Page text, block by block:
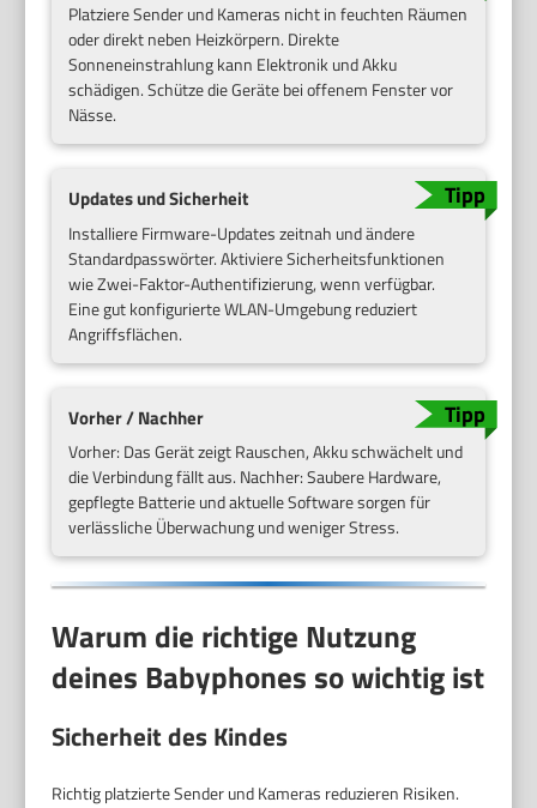
Platziere Sender und Kameras nicht in feuchten Räumen
oder direkt neben Heizkörpern. Direkte
Sonneneinstrahlung kann Elektronik und Akku
schädigen. Schütze die Geräte bei offenem Fenster vor
Nässe.
Updates und Sicherheit
Installiere Firmware-Updates zeitnah und ändere
Standardpasswörter. Aktiviere Sicherheitsfunktionen
wie Zwei-Faktor-Authentifizierung, wenn verfügbar.
Eine gut konfigurierte WLAN-Umgebung reduziert
Angriffsflächen.
Vorher / Nachher
Vorher: Das Gerät zeigt Rauschen, Akku schwächelt und
die Verbindung fällt aus. Nachher: Saubere Hardware,
gepflegte Batterie und aktuelle Software sorgen für
verlässliche Überwachung und weniger Stress.
Warum die richtige Nutzung
deines Babyphones so wichtig ist
Sicherheit des Kindes
Richtig platzierte Sender und Kameras reduzieren Risiken.